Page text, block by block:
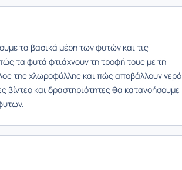
τα βασικά μέρη των φυτών και τις
τα φυτά φτιάχνουν τη τροφή τους με τη
της χλωροφύλλης και πώς αποβάλλουν νερό
βίντεο και δραστηριότητες θα κατανοήσουμε